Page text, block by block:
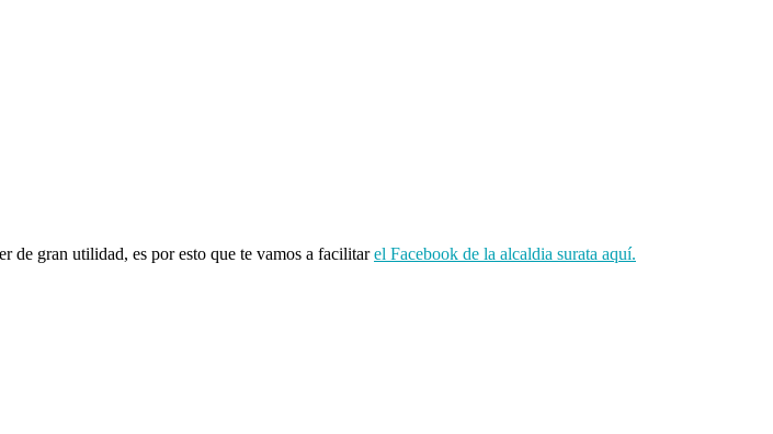
de gran utilidad, es por esto que te vamos a facilitarel Facebook de la alcaldia surata aquí.